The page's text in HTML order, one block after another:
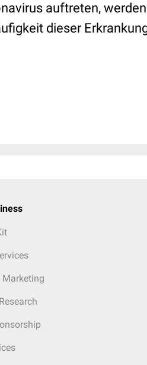
auftreten,
dieser
Marketing